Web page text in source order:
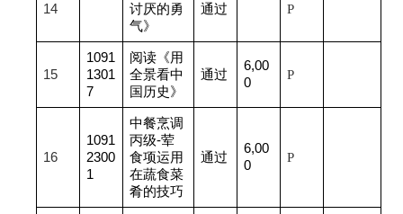
14
讨厌的勇
气》
通过 P
15
1091
1301
7
阅读《用
全景看中
国历史》
通过
6,00
0
P
16
1091
2300
1
中餐烹调
丙级-荤
食项运用
在蔬食菜
肴的技巧
通过
6,00
0
P